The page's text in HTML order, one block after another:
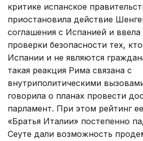
критике испанское
приостановила действие
соглашения с Испанией и
проверки безопасности тех,
Испании и не являются
такая реакция Рима связана с
внутриполитическими
говорила о планах провести
парламент. При этом рейтинг
«Братья Италии» постепенно
Сеуте дали возможность